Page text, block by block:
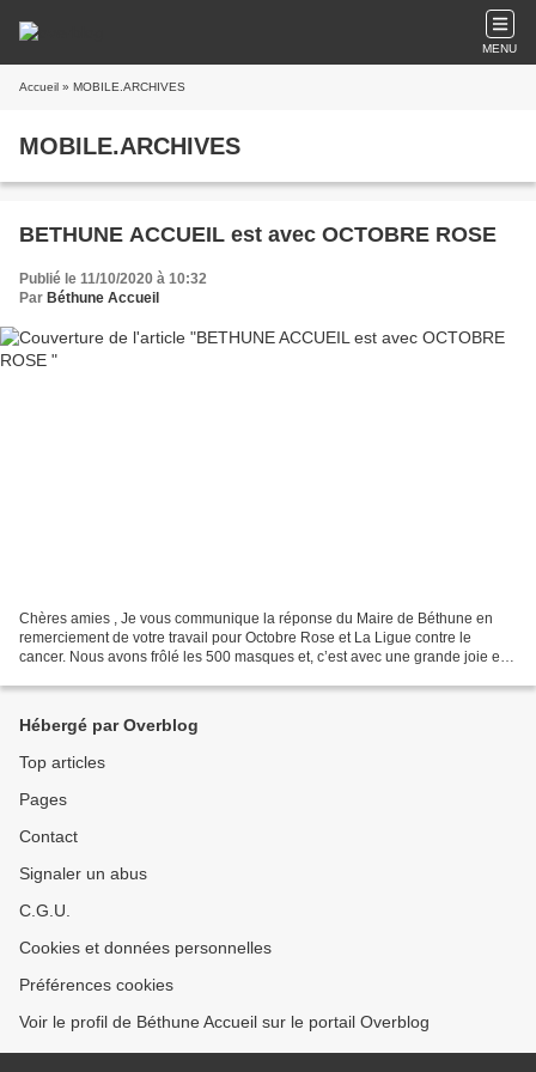
MENU
Accueil » MOBILE.ARCHIVES
MOBILE.ARCHIVES
BETHUNE ACCUEIL est avec OCTOBRE ROSE
Publié le 11/10/2020 à 10:32
Par Béthune Accueil
Chères amies , Je vous communique la réponse du Maire de Béthune en
remerciement de votre travail pour Octobre Rose et La Ligue contre le
cancer. Nous avons frôlé les 500 masques et, c’est avec une grande joie et
Hébergé par Overblog
Top articles
Pages
Contact
Signaler un abus
C.G.U.
Cookies et données personnelles
Préférences cookies
Voir le profil de Béthune Accueil sur le portail Overblog